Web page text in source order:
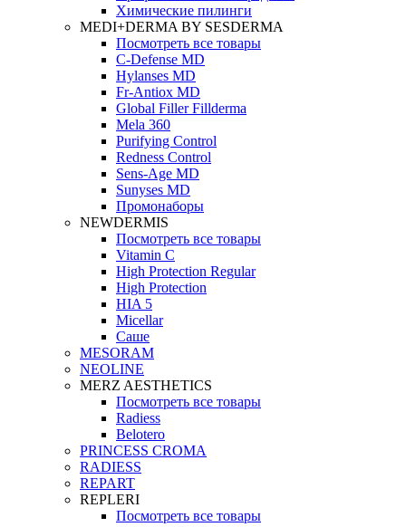
Химические пилинги
MEDI+DERMA BY SESDERMA
Посмотреть все товары
C-Defense MD
Hylanses MD
Fr‑Antiox MD
Global Filler Fillderma
Mela 360
Purifying Control
Redness Control
Sens-Age MD
Sunyses MD
Промонаборы
NEWDERMIS
Посмотреть все товары
Vitamin C
High Protection Regular
High Protection
HIA 5
Micellar
Саше
MESORAM
NEOLINE
MERZ AESTHETICS
Посмотреть все товары
Radiess
Belotero
PRINCESS CROMA
RADIESS
REPART
REPLERI
Посмотреть все товары